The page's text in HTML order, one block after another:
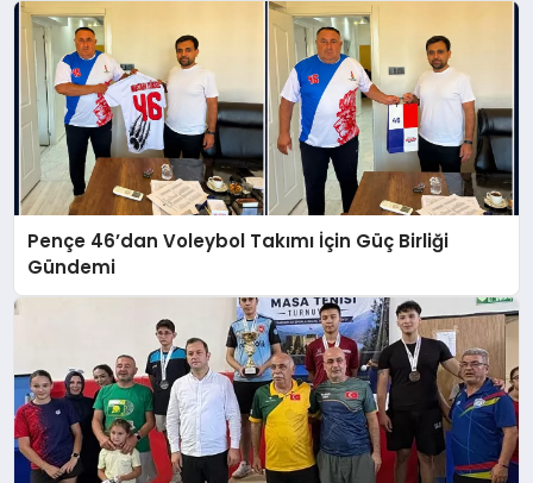
Pençe 46’dan Voleybol Takımı İçin Güç Birliği
Gündemi